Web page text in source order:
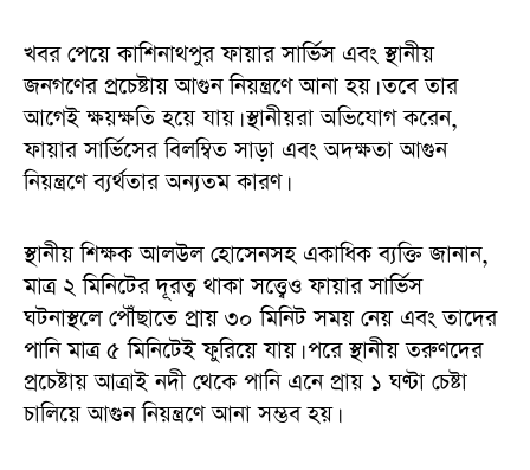
খবর পেয়ে কাশিনাথপুর ফায়ার সার্ভিস এবং স্থানীয়
জনগণের প্রচেষ্টায় আগুন নিয়ন্ত্রণে আনা হয়। তবে তার
আগেই ক্ষয়ক্ষতি হয়ে যায়। স্থানীয়রা অভিযোগ করেন,
ফায়ার সার্ভিসের বিলম্বিত সাড়া এবং অদক্ষতা আগুন
নিয়ন্ত্রণে ব্যর্থতার অন্যতম কারণ।
স্থানীয় শিক্ষক আলউল হোসেনসহ একাধিক ব্যক্তি জানান,
মাত্র ২ মিনিটের দূরত্ব থাকা সত্ত্বেও ফায়ার সার্ভিস
ঘটনাস্থলে পৌঁছাতে প্রায় ৩০ মিনিট সময় নেয় এবং তাদের
পানি মাত্র ৫ মিনিটেই ফুরিয়ে যায়। পরে স্থানীয় তরুণদের
প্রচেষ্টায় আত্রাই নদী থেকে পানি এনে প্রায় ১ ঘণ্টা চেষ্টা
চালিয়ে আগুন নিয়ন্ত্রণে আনা সম্ভব হয়।